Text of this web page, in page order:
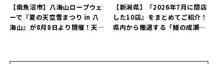
【南魚沼市】八海山ロープウェ
ーで『夏の天空雪まつり in 八
海山』が8月8日より開催！天然
【新潟県】『2026年7月に閉店
した10店』をまとめてご紹介！
県内から撤退する「鰻の成瀬」